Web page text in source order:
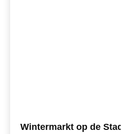
Wintermarkt op de